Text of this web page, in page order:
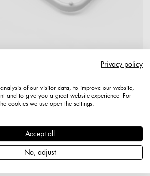
300 mm mit Aufsteckplatte für FO-
Produktdetails
Privacy policy
of our visitor data, to improve our website,
and to give you a great website experience. For
cookies we use open the settings.
Accept all
No, adjust